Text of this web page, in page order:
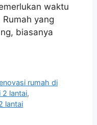
waktu
yang
biasanya
rumah di
2 lantai,
lantai